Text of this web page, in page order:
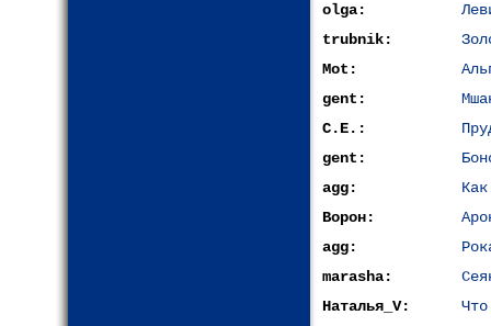
olga:
trubnik:
Mot:
gent:
С.Е.:
gent:
agg:
Ворон:
agg:
marasha:
Наталья_V: